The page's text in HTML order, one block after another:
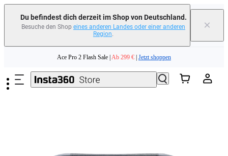
Du befindest dich derzeit im Shop von Deutschland.
Besuche den Shop eines anderen Landes oder einer anderen
Region.
×
Ace Pro 2 Flash Sale | Ab 299 € Jetzt shoppen
Tausche dein altes Gerät ein und erhalte Geld für deinen Neukauf.｜Mehr